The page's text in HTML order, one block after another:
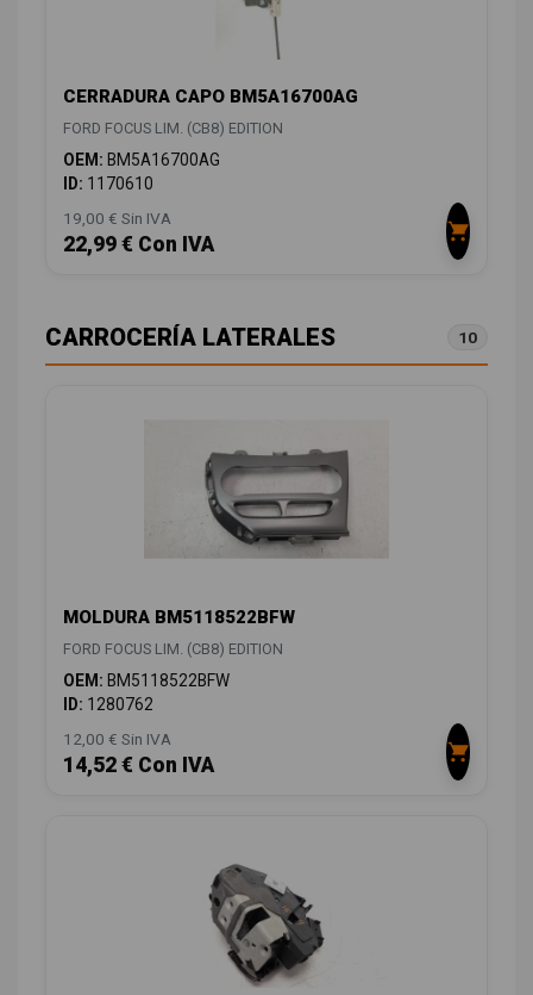
CERRADURA CAPO BM5A16700AG
FORD FOCUS LIM. (CB8) EDITION
OEM: BM5A16700AG
ID: 1170610
19,00 € Sin IVA
22,99 € Con IVA
CARROCERÍA LATERALES 10
MOLDURA BM5118522BFW
FORD FOCUS LIM. (CB8) EDITION
OEM: BM5118522BFW
ID: 1280762
12,00 € Sin IVA
14,52 € Con IVA